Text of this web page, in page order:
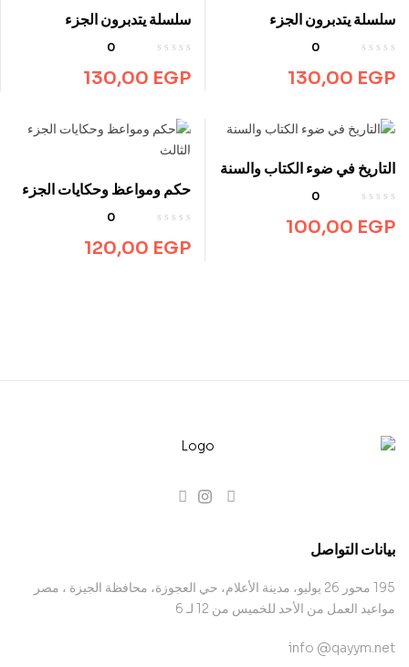
سلسلة يتدبرون الجزء
الرابع:النفس والقلب
0
130,00 EGP
سلسلة يتدبرون الجزء
الخامس:التلمود وبني إسرائيل
0
130,00 EGP
التاريخ في ضوء الكتاب والسنة
0
100,00 EGP
حكم ومواعظ وحكايات الجزء
الثالث
0
120,00 EGP
بيانات التواصل
195 محور 26 يوليو، مدينة الأعلام، حي العجوزة، محافظة الجيزة ، مصر
مواعيد العمل من الأحد للخميس من 12 لـ 6
info @qayym.net